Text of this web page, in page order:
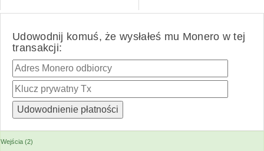
Udowodnij komuś, że wysłałeś mu Monero w tej
transakcji:
Wejścia (2)